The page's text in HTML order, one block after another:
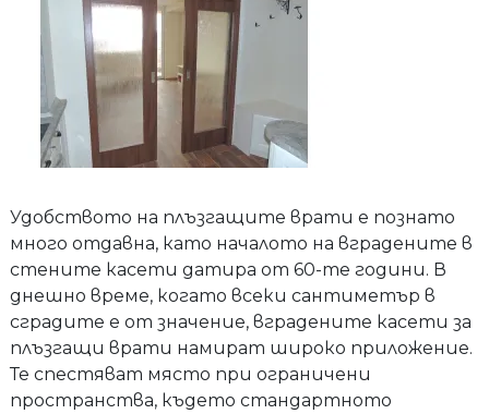
Удобството на плъзгащите врати е познато
много отдавна, като началото на вградените в
стените касети датира от 60-те години. В
днешно време, когато всеки сантиметър в
сградите е от значение, вградените касети за
плъзгащи врати намират широко приложение.
Те спестяват място при ограничени
пространства, където стандартното